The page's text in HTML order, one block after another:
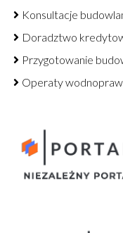
Konsultacje
Doradztwo
Przygotowanie
Operaty